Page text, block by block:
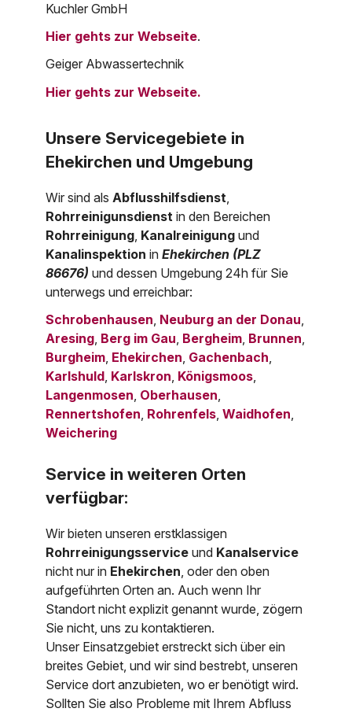
Kuchler GmbH
Hier gehts zur Webseite.
Geiger Abwassertechnik
Hier gehts zur Webseite.
Unsere Servicegebiete in
Ehekirchen und Umgebung
Wir sind als Abflusshilfsdienst
Rohrreinigunsdienstin den Bereichen
Rohrreinigung Kanalreinigungund
KanalinspektioninEhekirchen (PLZ
86676) und dessen Umgebung 24h für Sie
unterwegs und erreichbar:
Schrobenhausen, Neuburg an der Donau,
Aresing, Berg im Gau, Bergheim, Brunnen,
Burgheim, Ehekirchen, Gachenbach,
Karlshuld, Karlskron, Königsmoos,
Langenmosen, Oberhausen,
Rennertshofen, Rohrenfels,Waidhofen,
Weichering
Service in weiteren Orten
verfügbar:
Wir bieten unseren erstklassigen
Rohrreinigungsserviceund Kanalservice
nicht nur in Ehekirchen , oder den oben
aufgeführten Orten an. Auch wenn Ihr
Standort nicht explizit genannt wurde, zögern
Sie nicht, uns zu kontaktieren.
Unser Einsatzgebiet erstreckt sich über ein
breites Gebiet, und wir sind bestrebt, unseren
Service dort anzubieten, wo er benötigt wird.
Sollten Sie also Probleme mit Ihrem Abfluss